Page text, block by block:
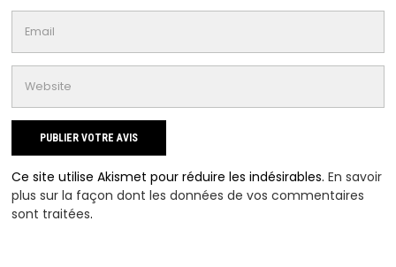
Ce site utilise Akismet pour réduire les indésirables.En savoir
plus sur la façon dont les données de vos commentaires
sont traitées.